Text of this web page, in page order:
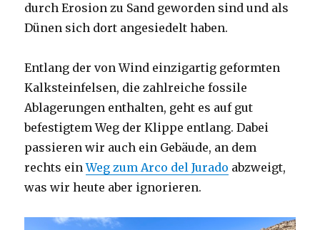
durch Erosion zu Sand geworden sind und als
Dünen sich dort angesiedelt haben.
Entlang der von Wind einzigartig geformten
Kalksteinfelsen, die zahlreiche fossile
Ablagerungen enthalten, geht es auf gut
befestigtem Weg der Klippe entlang. Dabei
passieren wir auch ein Gebäude, an dem
rechts einWeg zum Arco del Jurado abzweigt,
was wir heute aber ignorieren.